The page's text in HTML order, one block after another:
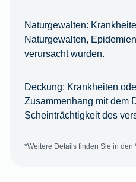
Naturgewalten:
Naturgewalten,
verursacht wurden.
Deckung: Krankheiten
Zusammenhang mit dem
Scheinträchtigkeit des
*Weitere Details finden Sie in